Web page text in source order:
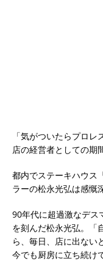
「気がついたらプロ
店の経営者としての期
都内でステーキハウス
ラーの松永光弘は感慨
90年代に超過激なデス
を刻んだ松永光弘。「
ら、毎日、店に出ない
今でも厨房に立ち続け